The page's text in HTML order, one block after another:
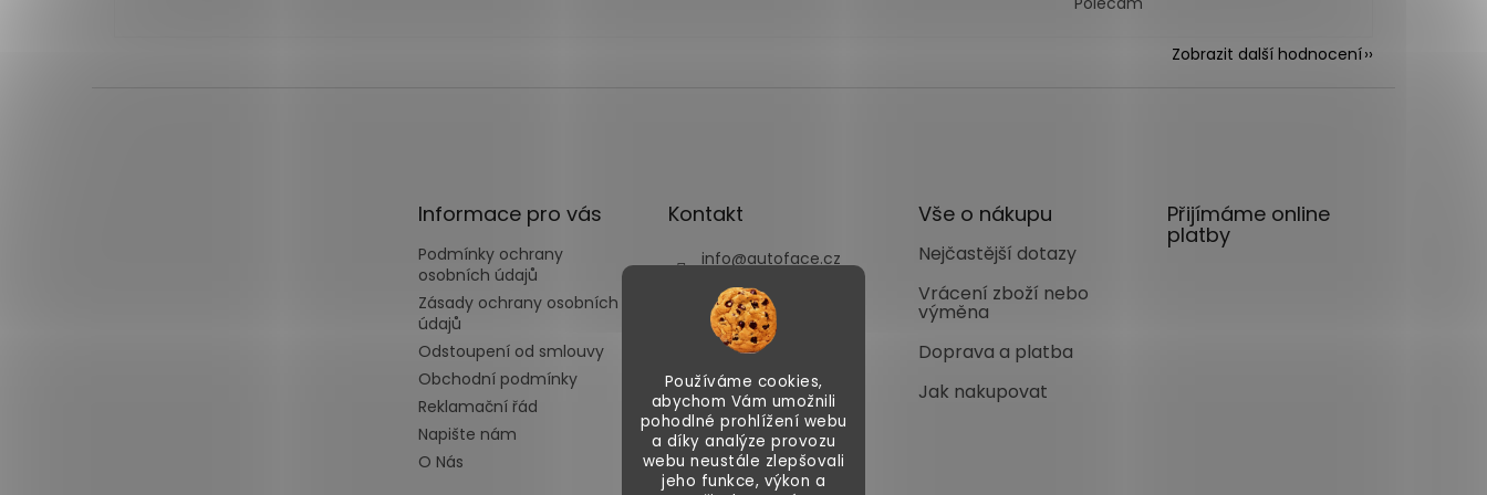
Používáme cookies,
abychom Vám umožnili
pohodlné prohlížení webu
a díky analýze provozu
webu neustále zlepšovali
jeho funkce, výkon a
Zobrazit další hodnocení
Informace pro vás
Podmínky ochrany
osobních údajů
Zásady ochrany osobních
údajů
Odstoupení od smlouvy
Obchodní podmínky
Reklamační řád
Napište nám
O Nás
Kontakt
info@autoface.cz
+420702287970
+420702287969
Vše o nákupu
Nejčastější dotazy
Vrácení zboží nebo
výměna
Doprava a platba
Jak nakupovat
Přijímáme online
platby